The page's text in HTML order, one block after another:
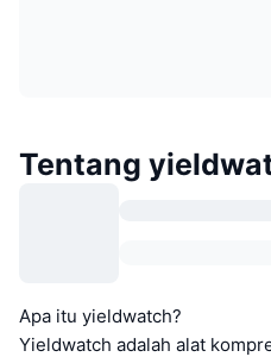
Tentang
Apa itu yieldwatch?
Yieldwatch adalah alat